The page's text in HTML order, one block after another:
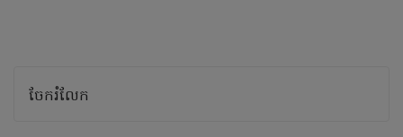
ចែករំលែក